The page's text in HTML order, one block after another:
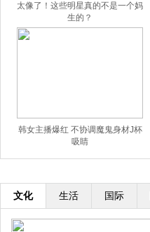
太像了！这些明星真的不是一个妈
生的？
韩女主播爆红 不协调魔鬼身材J杯
吸睛
文化 生活 国际